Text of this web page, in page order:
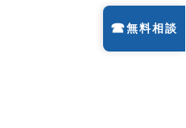
☎無料相談